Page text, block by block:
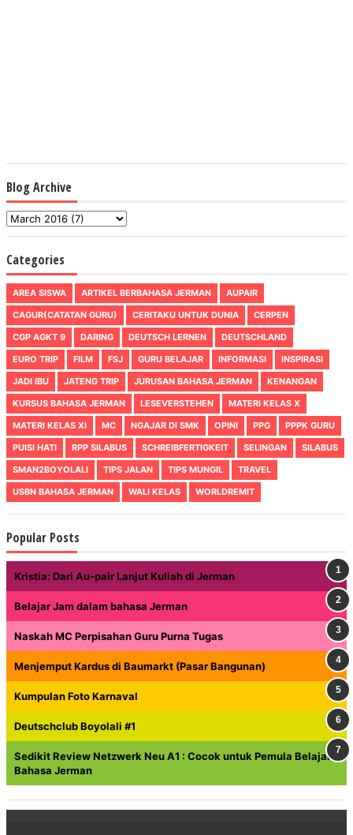
Blog Archive
Categories
AREA SISWA ARTIKEL BERBAHASA JERMAN
AUPAIR
CAGUR(CATATAN GURU)
CERITAKU UNTUK DUNIA
CERPEN
CGP AGKT 9
DARING DEUTSCH LERNEN
DEUTSCHLAND
EURO TRIP
FILM FSJ GURU BELAJAR INFORMASI
INSPIRASI
JADI IBU
JATENG TRIP JURUSAN BAHASA JERMAN
KENANGAN
KURSUS BAHASA JERMAN
LESEVERSTEHEN
MATERI KELAS X
MATERI KELAS XI
MC NGAJAR DI SMK OPINI PPG
PPPK GURU
PUISI HATI
RPP SILABUS SCHREIBFERTIGKEIT SELINGAN
SILABUS
SMAN2BOYOLALI
TIPS JALAN TIPS MUNGIL
TRAVEL
USBN BAHASA JERMAN
WALI KELAS WORLDREMIT
Popular Posts
Kristia: Dari Au-pair Lanjut Kuliah di Jerman
Belajar Jam dalam bahasa Jerman
Naskah MC Perpisahan Guru Purna Tugas
Menjemput Kardus di Baumarkt (Pasar Bangunan)
Kumpulan Foto Karnaval
Deutschclub Boyolali #1
Sedikit Review Netzwerk Neu A1 : Cocok untuk Pemula Belajar
Bahasa Jerman